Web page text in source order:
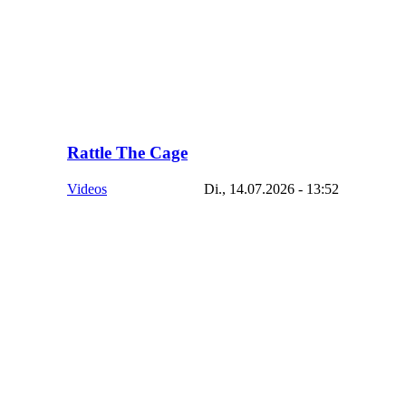
Rattle The Cage
Videos Di., 14.07.2026 - 13:52